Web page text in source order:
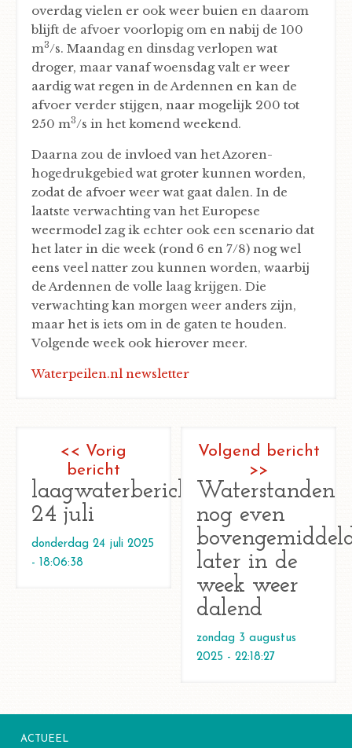
overdag vielen er ook weer buien en daarom
blijft de afvoer voorlopig om en nabij de 100
m3/s. Maandag en dinsdag verlopen wat
droger, maar vanaf woensdag valt er weer
aardig wat regen in de Ardennen en kan de
afvoer verder stijgen, naar mogelijk 200 tot
250 m3/s in het komend weekend.
Daarna zou de invloed van het Azoren-
hogedrukgebied wat groter kunnen worden,
zodat de afvoer weer wat gaat dalen. In de
laatste verwachting van het Europese
weermodel zag ik echter ook een scenario dat
het later in die week (rond 6 en 7/8) nog wel
eens veel natter zou kunnen worden, waarbij
de Ardennen de volle laag krijgen. Die
verwachting kan morgen weer anders zijn,
maar het is iets om in de gaten te houden.
Volgende week ook hierover meer.
Waterpeilen.nl newsletter
<< Vorig
bericht
laagwaterbericht
24 juli
donderdag 24 juli 2025
- 18:06:38
Volgend bericht
>>
Waterstanden
nog even
later in de
week weer
dalend
zondag 3 augustus
2025 - 22:18:27
ACTUEEL